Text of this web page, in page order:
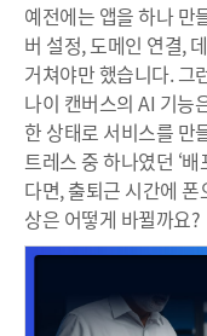
예전에는 앱을 하나 만
버 설정, 도메인 연결,
거쳐야만 했습니다. 그
나이 캔버스의 AI 기능
한 상태로 서비스를 만
트레스 중 하나였던 ‘
다면, 출퇴근 시간에
상은 어떻게 바뀔까요?